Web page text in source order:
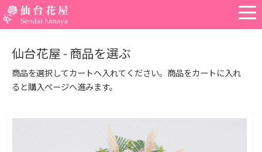
仙台花屋 - 商品を選ぶ
商品を選択してカートへ入れてください。商品をカートに入れ
ると購入ページへ進みます。